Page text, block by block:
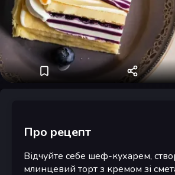
Про рецепт
Відчуйте себе шеф-кухарем,
млинцевий торт з кремом зі